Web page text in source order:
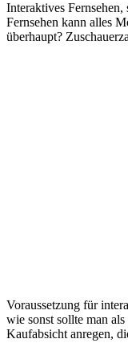
Interaktives
Fernsehen kann alles
überhaupt?
Voraussetzung für
wie sonst sollte man
Kaufabsicht anregen,